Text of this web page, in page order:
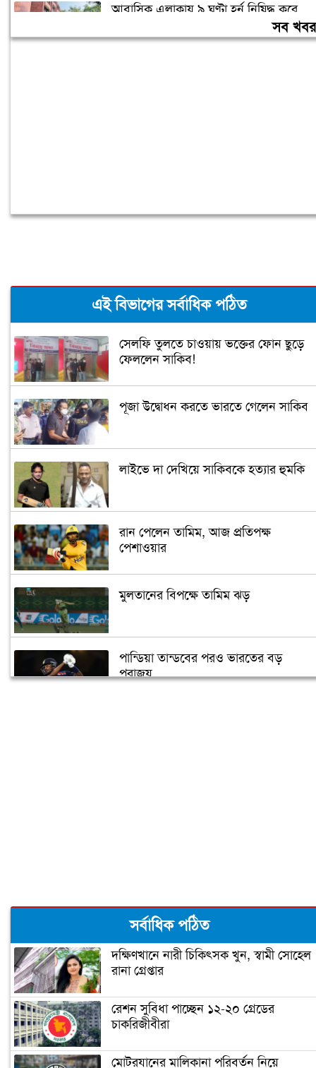
আবাসিক এলাকায় ৯ ঘণ্টা হর্ন নিষিদ্ধ করে
সব
এই বিভাগের সর্বাধিক পঠিত
সেলফি তুলতে চাওয়ায় ভক্তের ফোন ছুড়ে
ফেললেন সাকিব!
পূজা উদ্বোধন করতে ভারতে গেলেন সাকিব
লাইভে দা দেখিয়ে সাকিবকে হত্যার হুমকি
রান পেলেন তামিম, আজ প্রতিপক্ষ
পেশাওয়ার
মুলতানের বিপক্ষে তামিম ঝড়
পান্ডিয়া তান্ডবের পরও ভারতের বড়
পরাজয়
‘আপনি ক্রিকেটার, হিন্দুদের ধর্মগুরু নন’
মাশরাফির ক্যারিয়ার শেষ!
ফিটনেসে সাকিবের সফলতার রহস্য ফাঁস
সর্বাধিক পঠিত
দক্ষিণখানে নারী চিকিৎসক খুন, স্বামী সোহেল
রানা গ্রেপ্তার
রেশন সুবিধা পাচ্ছেন ১২-২০ গ্রেডের
চাকরিজীবীরা
মোটরযানের মালিকানা পরিবর্তন নিয়ে